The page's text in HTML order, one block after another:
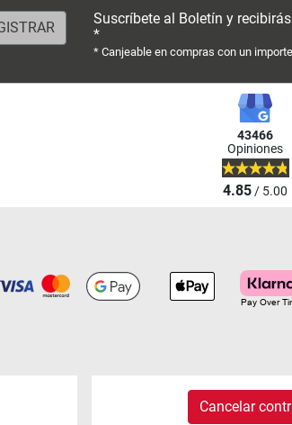
Suscríbete al Boletín y
*
* Canjeable en compras con un
43466
Opiniones
4.85/ 5.00
Cancelar